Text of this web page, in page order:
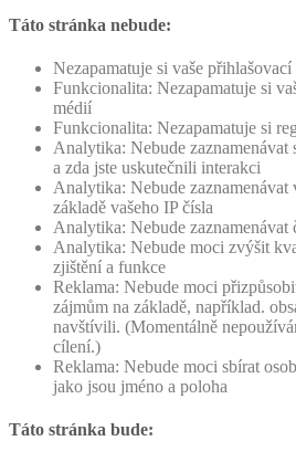
Táto stránka nebude:
Nezapamatuje si vaše přihlašovací
Funkcionalita: Nezapamatuje si
médií
Funkcionalita: Nezapamatuje si
Analytika: Nebude zaznamenávat
a zda jste uskutečnili interakci
Analytika: Nebude zaznamenávat
základě vašeho IP čísla
Analytika: Nebude zaznamenávat
Analytika: Nebude moci zvýšit
zjištění a funkce
Reklama: Nebude moci
zájmům na základě, například.
navštívili. (Momentálně
cílení.)
Reklama: Nebude moci sbírat
jako jsou jméno a poloha
Táto stránka bude: